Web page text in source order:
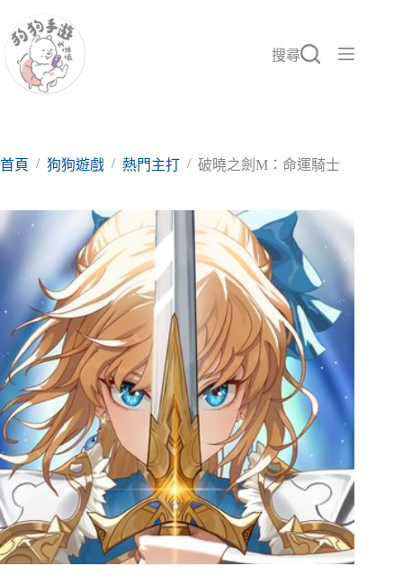
至
要
搜尋
首頁 / 狗狗遊戲 / 熱門主打 / 破曉之劍M：命運騎士